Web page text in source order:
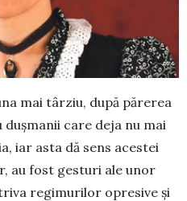
mai târziu, după părerea
care deja nu mai
iar asta dă sens acestei
au fost gesturi ale unor
regi­murilor opresive și